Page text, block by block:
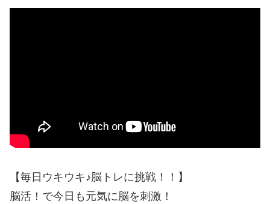
【毎日ウキウキ♪脳トレに挑戦！！】
脳活！で今日も元気に脳を刺激！